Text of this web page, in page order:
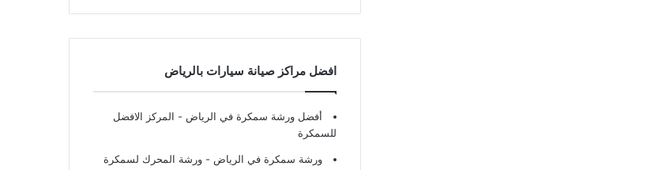
افضل مراكز صيانة سيارات بالرياض
أفضل ورشة سمكرة في الرياض - المركز الافضل
للسمكرة
ورشة سمكرة في الرياض - ورشة المحرك لسمكرة